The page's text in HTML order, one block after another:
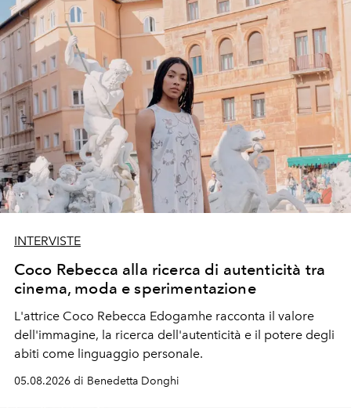
INTERVISTE
Coco Rebecca alla ricerca di autenticità tra
cinema, moda e sperimentazione
L'attrice Coco Rebecca Edogamhe racconta il valore
dell'immagine, la ricerca dell'autenticità e il potere degli
abiti come linguaggio personale.
05.08.2026 di Benedetta Donghi